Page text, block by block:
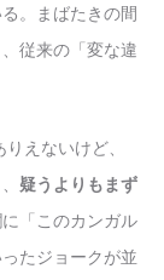
。まばたきの間
従来の「変な違
えないけど、
疑うよりもまず
「このカンガル
たジョークが並